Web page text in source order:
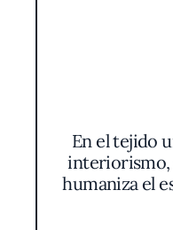
En el tejido
interiorismo,
humaniza el